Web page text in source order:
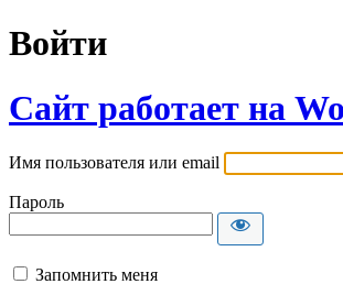
Войти
Сайт работает на
Имя пользователя или email
Пароль
Запомнить меня